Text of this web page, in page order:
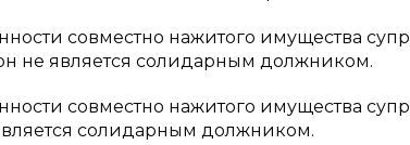
совместно нажитого имущества
не является солидарным должником.
совместно нажитого имущества
солидарным должником.